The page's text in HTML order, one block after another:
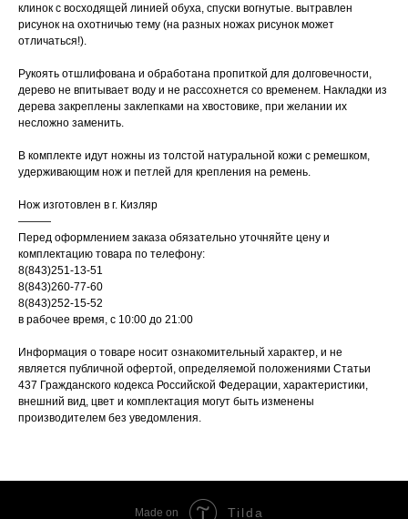
клинок с восходящей линией обуха, спуски вогнутые. вытравлен
рисунок на охотничью тему (на разных ножах рисунок может
отличаться!).
Рукоять отшлифована и обработана пропиткой для долговечности,
дерево не впитывает воду и не рассохнется со временем. Накладки из
дерева закреплены заклепками на хвостовике, при желании их
несложно заменить.
В комплекте идут ножны из толстой натуральной кожи с ремешком,
удерживающим нож и петлей для крепления на ремень.
Нож изготовлен в г. Кизляр
———
Перед оформлением заказа обязательно уточняйте цену и
комплектацию товара по телефону:
8(843)251-13-51
8(843)260-77-60
8(843)252-15-52
в рабочее время, с 10:00 до 21:00
Информация о товаре носит ознакомительный характер, и не
является публичной офертой, определяемой положениями Статьи
437 Гражданского кодекса Российской Федерации, характеристики,
внешний вид, цвет и комплектация могут быть изменены
производителем без уведомления.
Made on Tilda